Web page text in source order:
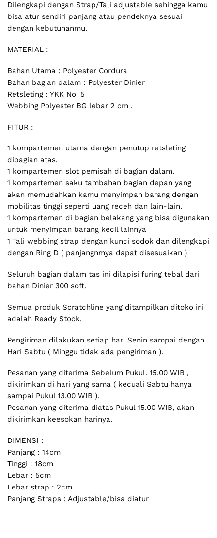
Dilengkapi dengan Strap/Tali adjustable sehingga kamu
bisa atur sendiri panjang atau pendeknya sesuai
dengan kebutuhanmu.
MATERIAL :
Bahan Utama : Polyester Cordura
Bahan bagian dalam : Polyester Dinier
Retsleting : YKK No. 5
Webbing Polyester BG lebar 2 cm .
FITUR :
1 kompartemen utama dengan penutup retsleting
dibagian atas.
1 kompartemen slot pemisah di bagian dalam.
1 kompartemen saku tambahan bagian depan yang
akan memudahkan kamu menyimpan barang dengan
mobilitas tinggi seperti uang receh dan lain-lain.
1 kompartemen di bagian belakang yang bisa digunakan
untuk menyimpan barang kecil lainnya
1 Tali webbing strap dengan kunci sodok dan dilengkapi
dengan Ring D ( panjangnmya dapat disesuaikan )
Seluruh bagian dalam tas ini dilapisi furing tebal dari
bahan Dinier 300 soft.
Semua produk Scratchline yang ditampilkan ditoko ini
adalah Ready Stock.
Pengiriman dilakukan setiap hari Senin sampai dengan
Hari Sabtu ( Minggu tidak ada pengiriman ).
Pesanan yang diterima Sebelum Pukul. 15.00 WIB ,
dikirimkan di hari yang sama ( kecuali Sabtu hanya
sampai Pukul 13.00 WIB ).
Pesanan yang diterima diatas Pukul 15.00 WIB, akan
dikirimkan keesokan harinya.
DIMENSI :
Panjang : 14cm
Tinggi : 18cm
Lebar : 5cm
Lebar strap : 2cm
Panjang Straps : Adjustable/bisa diatur